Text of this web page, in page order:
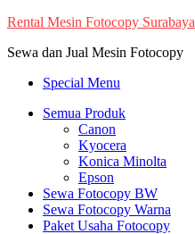
Skip
content
Rental Mesin Fotocopy Surabaya
Sewa dan Jual Mesin Fotocopy
Special Menu
Semua Produk
Canon
Kyocera
Konica Minolta
Epson
Sewa Fotocopy BW
Sewa Fotocopy Warna
Paket Usaha Fotocopy